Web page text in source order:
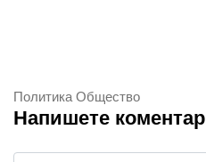
Политика Общество
Напишете коментар